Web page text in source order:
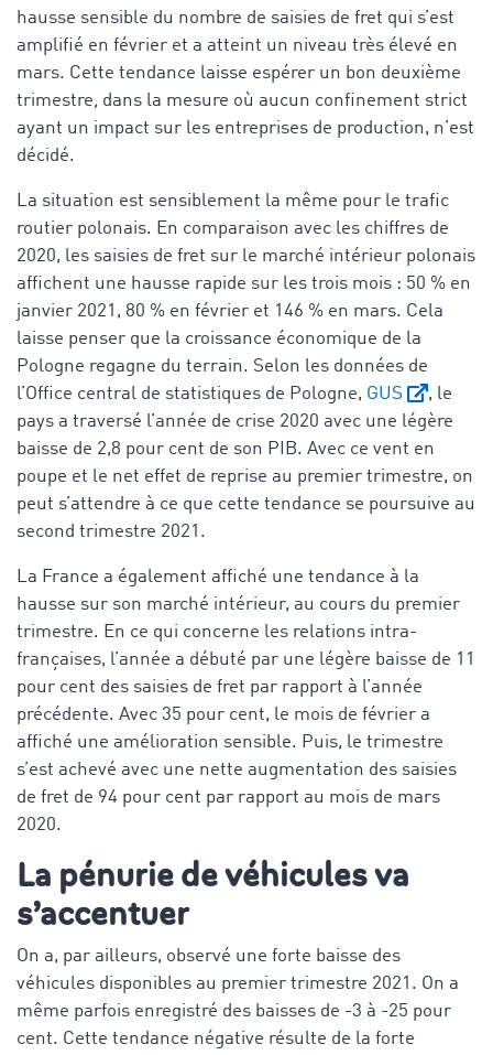
hausse sensible du nombre de saisies de fret qui s’est
amplifié en février et a atteint un niveau très élevé en
mars. Cette tendance laisse espérer un bon deuxième
trimestre, dans la mesure où aucun confinement strict
ayant un impact sur les entreprises de production, n’est
décidé.
La situation est sensiblement la même pour le trafic
routier polonais. En comparaison avec les chiffres de
2020, les saisies de fret sur le marché intérieur polonais
affichent une hausse rapide sur les trois mois : 50 % en
janvier 2021, 80 % en février et 146 % en mars. Cela
laisse penser que la croissance économique de la
Pologne regagne du terrain. Selon les données de
l’Office central de statistiques de Pologne, GUS
, le
pays a traversé l’année de crise 2020 avec une légère
baisse de 2,8 pour cent de son PIB. Avec ce vent en
poupe et le net effet de reprise au premier trimestre, on
peut s’attendre à ce que cette tendance se poursuive au
second trimestre 2021.
La France a également affiché une tendance à la
hausse sur son marché intérieur, au cours du premier
trimestre. En ce qui concerne les relations intra-
françaises, l’année a débuté par une légère baisse de 11
pour cent des saisies de fret par rapport à l’année
précédente. Avec 35 pour cent, le mois de février a
affiché une amélioration sensible. Puis, le trimestre
s’est achevé avec une nette augmentation des saisies
de fret de 94 pour cent par rapport au mois de mars
2020.
La pénurie de véhicules va
s’accentuer
On a, par ailleurs, observé une forte baisse des
véhicules disponibles au premier trimestre 2021. On a
même parfois enregistré des baisses de -3 à -25 pour
cent. Cette tendance négative résulte de la forte